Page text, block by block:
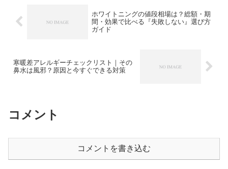
ホワイトニングの値段相場は？総額・期
間・効果で比べる『失敗しない』選び方
ガイド
寒暖差アレルギーチェックリスト｜その
鼻水は風邪？原因と今すぐできる対策
コメント
コメントを書き込む